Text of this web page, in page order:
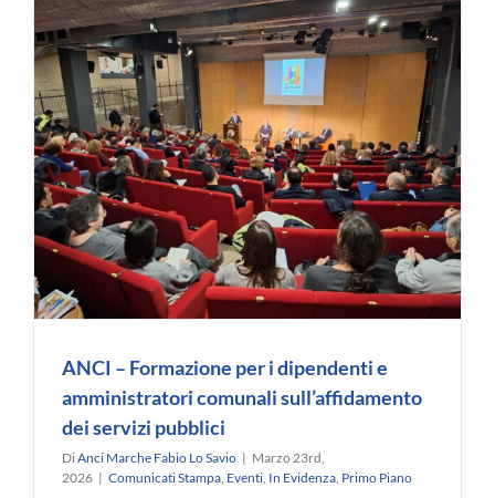
dei
nei
territori
colpiti
ANCI – Formazione per i dipendenti e
amministratori comunali sull’affidamento
dei servizi pubblici
DiAnci Marche Fabio Lo Savio | Marzo 23rd,
2026 | Comunicati Stampa Eventi In Evidenza Primo Piano